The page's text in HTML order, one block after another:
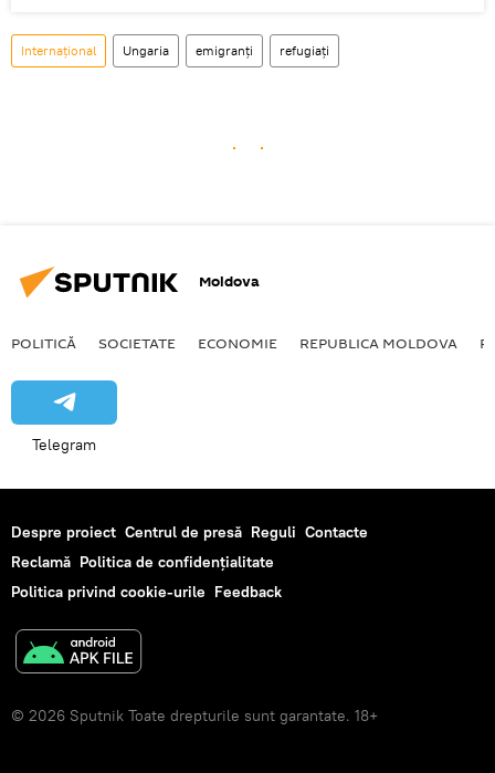
Internațional Ungaria emigranți refugiați
Moldova
POLITICĂ SOCIETATE ECONOMIE REPUBLICA MOLDOVA
Telegram
Despre proiect Centrul de presă Reguli Contacte
Reclamă Politica de confidențialitate
Politica privind cookie-urile Feedback
© 2026 Sputnik Toate drepturile sunt garantate. 18+